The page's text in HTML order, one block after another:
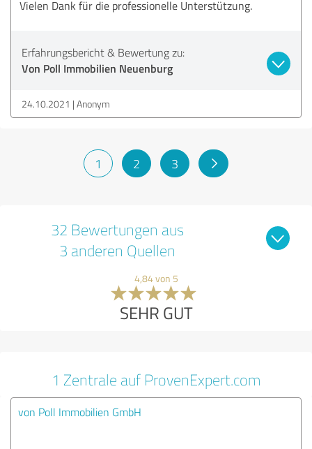
Vielen Dank für die professionelle Unterstützung.
Erfahrungsbericht & Bewertung zu:
Von Poll Immobilien Neuenburg
24.10.2021 Anonym
1 2 3
32 Bewertungen aus
3 anderen Quellen
4,84 von 5
SEHR GUT
1 Zentrale auf ProvenExpert.com
von Poll Immobilien GmbH